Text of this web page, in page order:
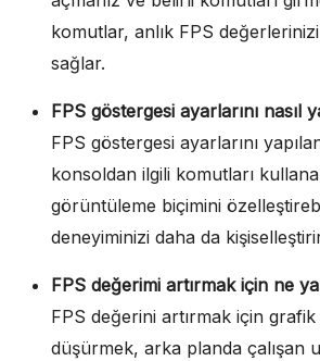
komutlar, anlık FPS
sağlar.
FPS göstergesi ayarlarını nasıl
FPS göstergesi ayarlarını
konsoldan ilgili komutları
görüntüleme biçimini
deneyiminizi daha da
FPS değerimi artırmak için ne
FPS değerini artırmak için grafik
düşürmek, arka planda çalışan